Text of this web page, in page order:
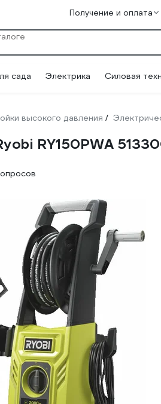
Получение и оплата
сада Электрика Силовая
высокого давления /
RY150PWA